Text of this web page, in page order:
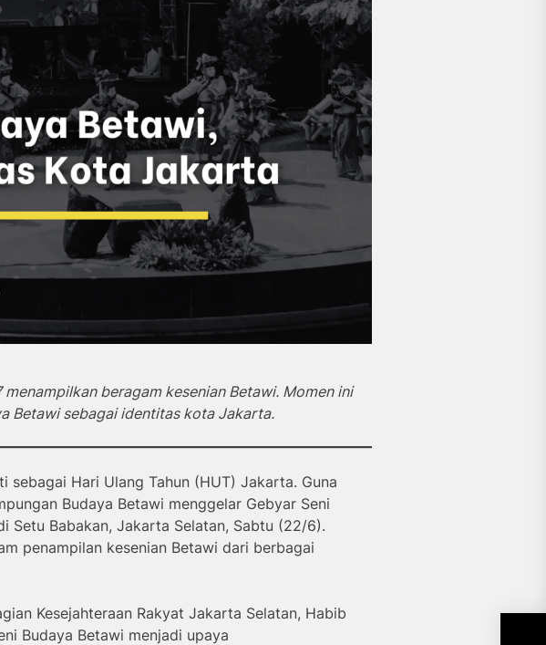
beragam kesenian Betawi. Momen ini
Betawi sebagai identitas kota Jakarta.
Hari Ulang Tahun (HUT) Jakarta. Guna
Budaya Betawi menggelar Gebyar Seni
Setu Babakan, Jakarta Selatan, Sabtu (22/6).
penampilan kesenian Betawi dari berbagai
Kesejahteraan Rakyat Jakarta Selatan, Habib
Budaya Betawi menjadi upaya